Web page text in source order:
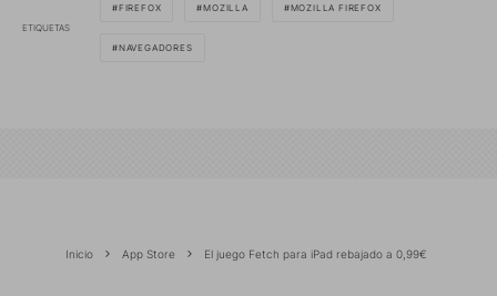
ETIQUETAS
FIREFOX MOZILLA MOZILLA FIREFOX
NAVEGADORES
Inicio App Store El juego Fetch para iPad rebajado a 0,99€